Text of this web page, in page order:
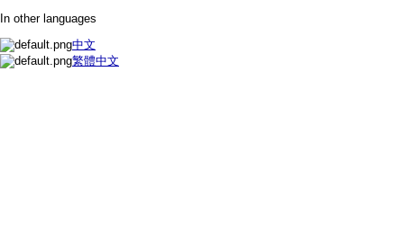
In other languages
中文
繁體中文